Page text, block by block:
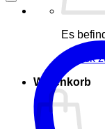
Es
Zurück
Warenkorb